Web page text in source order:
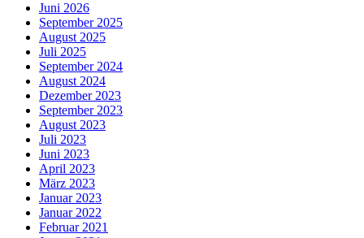
Juni 2026
September 2025
August 2025
Juli 2025
September 2024
August 2024
Dezember 2023
September 2023
August 2023
Juli 2023
Juni 2023
April 2023
März 2023
Januar 2023
Januar 2022
Februar 2021